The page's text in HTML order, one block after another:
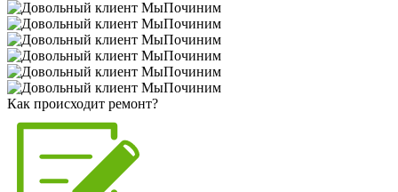
Как происходит ремонт?